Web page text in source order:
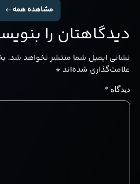
مشاهده همه
دیدگاهتان را
نشانی ایمیل شما منتشر نخواهد شد.
علامت‌گذاری شده‌اند *
دیدگاه *